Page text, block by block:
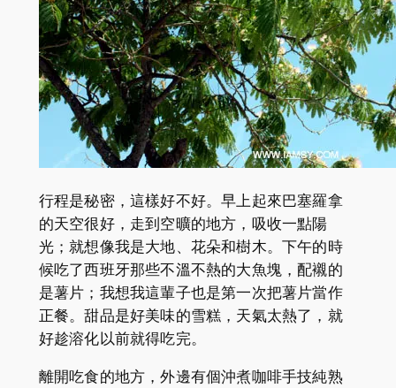
行程是秘密，這樣好不好。早上起來巴塞羅拿
的天空很好，走到空曠的地方，吸收一點陽
光；就想像我是大地、花朵和樹木。下午的時
候吃了西班牙那些不溫不熱的大魚塊，配襯的
是薯片；我想我這輩子也是第一次把薯片當作
正餐。甜品是好美味的雪糕，天氣太熱了，就
好趁溶化以前就得吃完。
離開吃食的地方，外邊有個沖煮咖啡手技純熟